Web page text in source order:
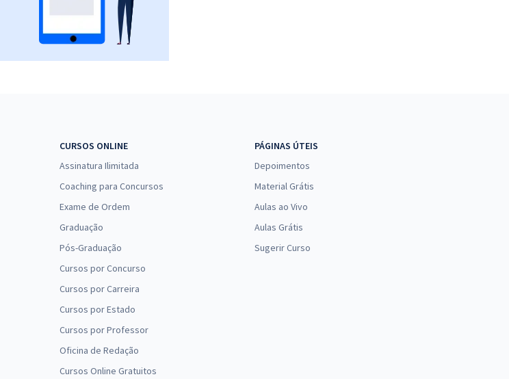
CURSOS ONLINE
Assinatura Ilimitada
Coaching para Concursos
Exame de Ordem
Graduação
Pós-Graduação
Cursos por Concurso
Cursos por Carreira
Cursos por Estado
Cursos por Professor
Oficina de Redação
Cursos Online Gratuitos
PÁGINAS ÚTEIS
Depoimentos
Material Grátis
Aulas ao Vivo
Aulas Grátis
Sugerir Curso